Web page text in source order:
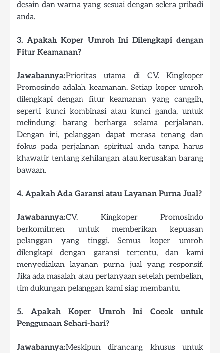
desain dan warna yang sesuai dengan selera pribadi
anda.
3. Apakah Koper Umroh Ini Dilengkapi dengan
Fitur Keamanan?
Jawabannya:Prioritas utama di CV. Kingkoper
Promosindo adalah keamanan. Setiap koper umroh
dilengkapi dengan fitur keamanan yang canggih,
seperti kunci kombinasi atau kunci ganda, untuk
melindungi barang berharga selama perjalanan.
Dengan ini, pelanggan dapat merasa tenang dan
fokus pada perjalanan spiritual anda tanpa harus
khawatir tentang kehilangan atau kerusakan barang
bawaan.
4. Apakah Ada Garansi atau Layanan Purna Jual?
Jawabannya:CV. Kingkoper Promosindo
berkomitmen untuk memberikan kepuasan
pelanggan yang tinggi. Semua koper umroh
dilengkapi dengan garansi tertentu, dan kami
menyediakan layanan purna jual yang responsif.
Jika ada masalah atau pertanyaan setelah pembelian,
tim dukungan pelanggan kami siap membantu.
5. Apakah Koper Umroh Ini Cocok untuk
Penggunaan Sehari-hari?
Jawabannya:Meskipun dirancang khusus untuk